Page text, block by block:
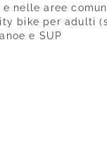
nelle aree
bike per adulti
e SUP